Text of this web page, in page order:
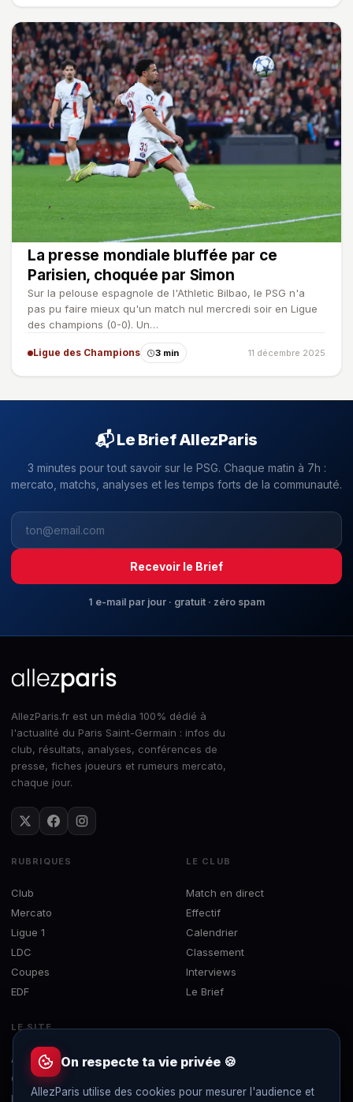
La presse mondiale bluffée par ce
Parisien, choquée par Simon
Sur la pelouse espagnole de l'Athletic Bilbao, le PSG n'a
pas pu faire mieux qu'un match nul mercredi soir en Ligue
des champions (0-0). Un…
Ligue des Champions 3 min 11 décembre 2025
📬 Le Brief AllezParis
3 minutes pour tout savoir sur le PSG. Chaque matin à 7h :
mercato, matchs, analyses et les temps forts de la communauté.
Recevoir le Brief
1 e-mail par jour · gratuit · zéro spam
AllezParis.fr est un média 100% dédié à
l'actualité du Paris Saint-Germain : infos du
club, résultats, analyses, conférences de
presse, fiches joueurs et rumeurs mercato,
chaque jour.
RUBRIQUES
Club
Mercato
Ligue 1
LDC
Coupes
EDF
LE CLUB
Match en direct
Effectif
Calendrier
Classement
Interviews
Le Brief
LE SITE
À propos
Contact
Mentions légales
On respecte ta vie privée 🍪
AllezParis utilise des cookies pour mesurer l'audience et